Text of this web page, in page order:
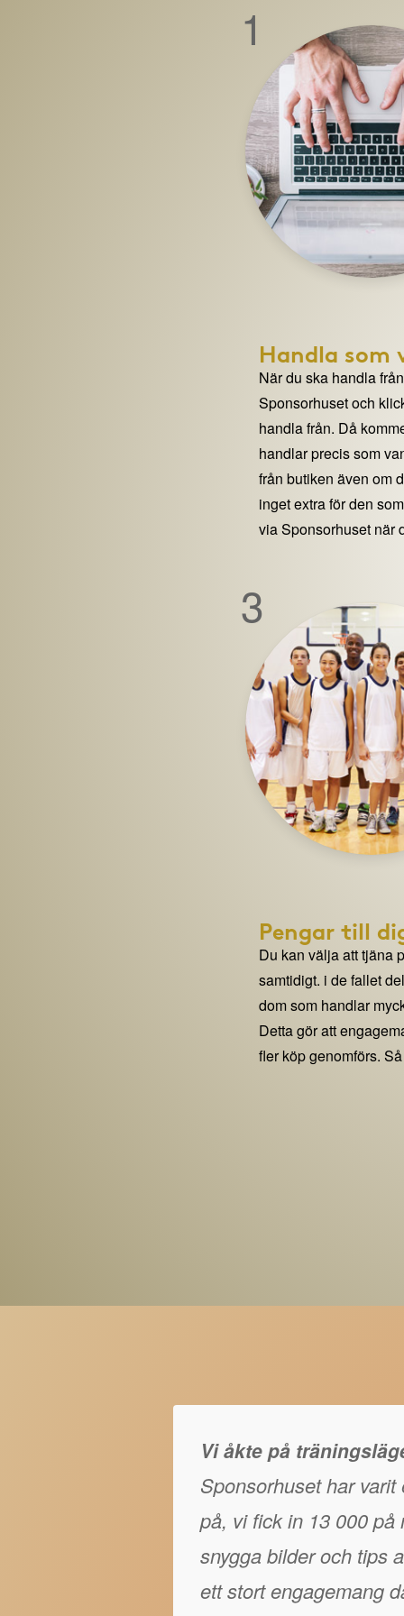
1
Handla som
När du ska handla
Sponsorhuset och
handla från. Då
handlar precis som
från butiken även om
inget extra för den
via Sponsorhuset när
3
Pengar till
Du kan välja att tjäna
samtidigt. i de fallet
dom som handlar
Detta gör att
fler köp genomförs.
Vi åkte på
Sponsorhuset har
på, vi fick in 13 000 på
snygga bilder och tips
ett stort engagemang